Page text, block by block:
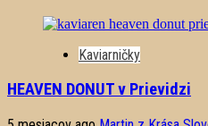
Kaviarničky
HEAVEN DONUT v Prievidzi